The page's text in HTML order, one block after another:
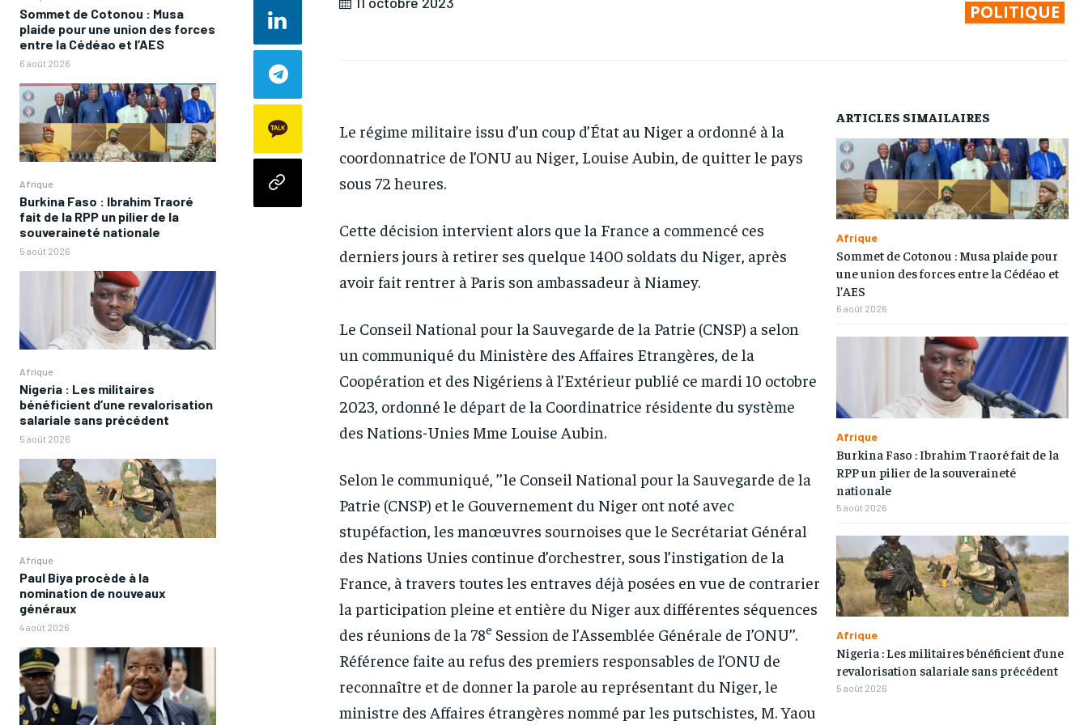
DIVERS
ECONOMIE
MONDE
OPPORTUNITÉ
PARTENAIRES
IT-ADMIN
TOGOREGARD
LOMEBOUGEINFO
NOUVELLE D’AFRIQUE
LEDEFENSEURINFO
228FOOT
ACTU LOMÉ
DIVERS
ECONOMIE
MONDE
OPPORTUNITÉ
PARTENAIRES
IT-ADMIN
TOGOREGARD
LOMEBOUGEINFO
NOUVELLE D’AFRIQUE
LEDEFENSEURINFO
228FOOT
ACTU LOMÉ
DIVERS
ECONOMIE
MONDE
OPPORTUNITÉ
PARTENAIRES
IT-ADMIN
TOGOREGARD
LOMEBOUGEINFO
NOUVELLE D’AFRIQUE
LEDEFENSEURINFO
228FOOT
ACTU LOMÉ
DIVERS
ECONOMIE
MONDE
OPPORTUNITÉ
PARTENAIRES
IT-ADMIN
TOGOREGARD
LOMEBOUGEINFO
NOUVELLE D’AFRIQUE
LEDEFENSEURINFO
228FOOT
ACTU LOMÉ
Sommet de Cotonou : Musa
plaide pour une union des forces
entre la Cédéao et l’AES
6 août 2026
Afrique
Burkina Faso : Ibrahim Traoré
fait de la RPP un pilier de la
souveraineté nationale
5 août 2026
Afrique
Nigeria : Les militaires
bénéficient d’une revalorisation
salariale sans précédent
5 août 2026
Afrique
Paul Biya procède à la
nomination de nouveaux
généraux
4 août 2026
POLITIQUE
Le régime militaire issu d’un coup d’État au Niger a ordonné à la
coordonnatrice de l’ONU au Niger, Louise Aubin, de quitter le pays
sous 72 heures.
Cette décision intervient alors que la France a commencé ces
derniers jours à retirer ses quelque 1400 soldats du Niger, après
avoir fait rentrer à Paris son ambassadeur à Niamey.
Le Conseil National pour la Sauvegarde de la Patrie (CNSP) a selon
un communiqué du Ministère des Affaires Etrangères, de la
Coopération et des Nigériens à l’Extérieur publié ce mardi 10 octobre
2023, ordonné le départ de la Coordinatrice résidente du système
des Nations-Unies Mme Louise Aubin.
Selon le communiqué, ’’le Conseil National pour la Sauvegarde de la
Patrie (CNSP) et le Gouvernement du Niger ont noté avec
stupéfaction, les manœuvres sournoises que le Secrétariat Général
des Nations Unies continue d’orchestrer, sous l’instigation de la
France, à travers toutes les entraves déjà posées en vue de contrarier
la participation pleine et entière du Niger aux différentes séquences
des réunions de la 78e Session de l’Assemblée Générale de I’ONU’’.
Référence faite au refus des premiers responsables de l’ONU de
reconnaître et de donner la parole au représentant du Niger, le
ministre des Affaires étrangères nommé par les putschistes, M. Yaou
ARTICLES SIMAILAIRES
Afrique
Sommet de Cotonou : Musa plaide pour
une union des forces entre la Cédéao et
l’AES
6 août 2026
Afrique
Burkina Faso : Ibrahim Traoré fait de la
RPP un pilier de la souveraineté
nationale
5 août 2026
Afrique
Nigeria : Les militaires bénéficient d’une
revalorisation salariale sans précédent
5 août 2026